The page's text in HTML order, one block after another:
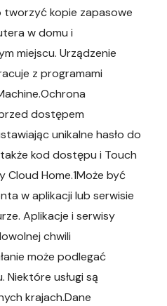
kopie zapasowe
w domu i
miejscu. Urządzenie
z programami
dostępem
unikalne hasło do
kod dostępu i Touch
Cloud Home.1Może być
w aplikacji lub serwisie
Aplikacje i serwisy
chwili
może podlegać
Niektóre usługi są
krajach.Dane